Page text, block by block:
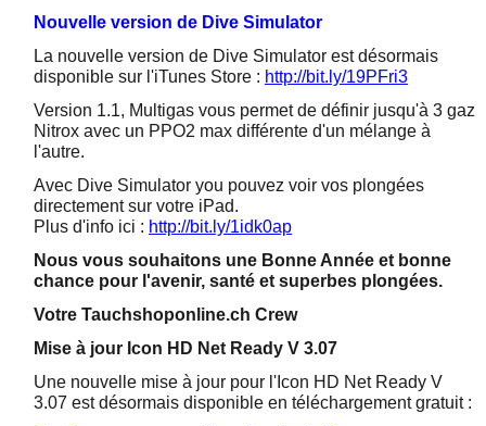
Nouvelle version de Dive Simulator
La nouvelle version de Dive Simulator est désormais
disponible sur l'iTunes Store : http://bit.ly/19PFri3
Version 1.1, Multigas vous permet de définir jusqu'à 3 gaz
Nitrox avec un PPO2 max différente d'un mélange à
l'autre.
Avec Dive Simulator you pouvez voir vos plongées
directement sur votre iPad.
Plus d'info ici : http://bit.ly/1idk0ap
Nous vous souhaitons une Bonne Année et bonne
chance pour l'avenir, santé et superbes plongées.
Votre Tauchshoponline.ch Crew
Mise à jour Icon HD Net Ready V 3.07
Une nouvelle mise à jour pour l'Icon HD Net Ready V
3.07 est désormais disponible en téléchargement gratuit :